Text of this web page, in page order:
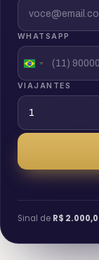
WHATSAPP
VIAJANTES
Sinal de R$